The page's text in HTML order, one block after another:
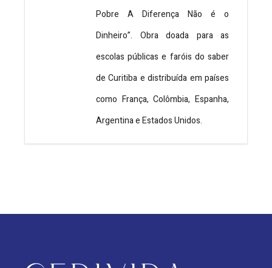
Pobre A Diferença Não é o
Dinheiro”. Obra doada para as
escolas públicas e faróis do saber
de Curitiba e distribuída em países
como França, Colômbia, Espanha,
Argentina e Estados Unidos.